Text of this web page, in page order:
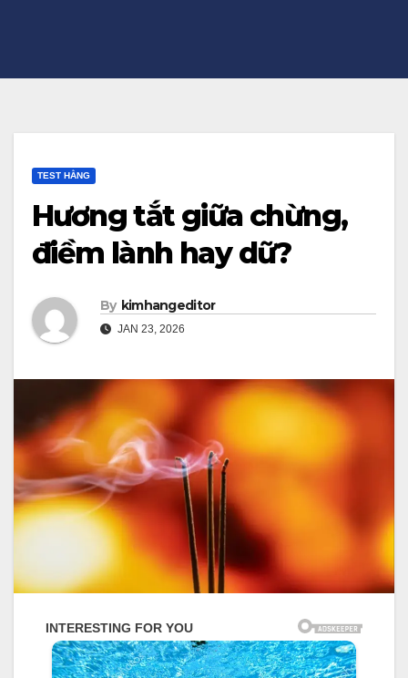
TEST HẰNG
Hương tắt giữa chừng,
điềm lành hay dữ?
By kimhangeditor
JAN 23, 2026